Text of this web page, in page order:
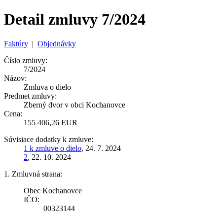
Detail zmluvy 7/2024
Faktúry | Objednávky
Číslo zmluvy:
7/2024
Názov:
Zmluva o dielo
Predmet zmluvy:
Zberný dvor v obci Kochanovce
Cena:
155 406,26 EUR
Súvisiace dodatky k zmluve:
1 k zmluve o dielo, 24. 7. 2024
2, 22. 10. 2024
1. Zmluvná strana:
Obec Kochanovce
IČO:
00323144